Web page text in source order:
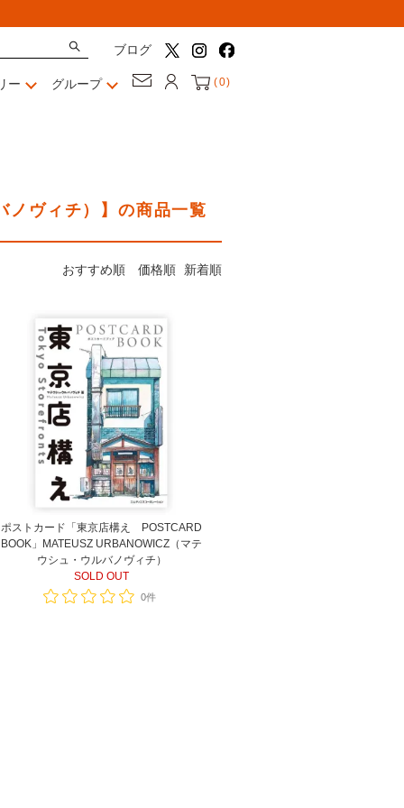
ブログ
ー グループ (0)
ノヴィチ）】の商品一覧
おすすめ順 価格順 新着順
ポストカード「東京店構え POSTCARD
BOOK」MATEUSZ URBANOWICZ（マテ
ウシュ・ウルバノヴィチ）
SOLD OUT
0件